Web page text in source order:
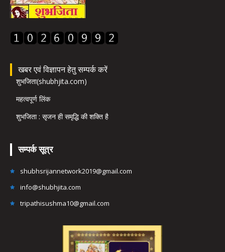
खबर एवं विज्ञापन हेतु सम्पर्क करें
शुभजिता(shubhjita.com)
महत्वपूर्ण लिंक
शुभजिता : सृजन ही समृद्धि की शक्ति है
सम्पर्क सूत्र
shubhsrijannetwork2019@gmail.com
info@shubhjita.com
tripathisushma10@gmail.com